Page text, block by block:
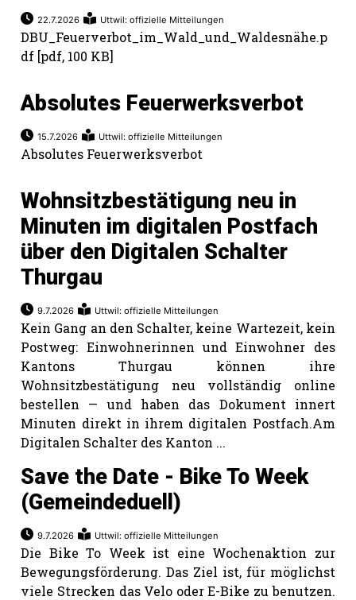
22.7.2026 Uttwil: offizielle Mitteilungen
DBU_Feuerverbot_im_Wald_und_Waldesnähe.p
df [pdf, 100 KB]
Absolutes Feuerwerksverbot
15.7.2026 Uttwil: offizielle Mitteilungen
Absolutes Feuerwerksverbot
Wohnsitzbestätigung neu in
Minuten im digitalen Postfach
über den Digitalen Schalter
Thurgau
9.7.2026 Uttwil: offizielle Mitteilungen
Kein Gang an den Schalter, keine Wartezeit, kein
Postweg: Einwohnerinnen und Einwohner des
Kantons Thurgau können ihre
Wohnsitzbestätigung neu vollständig online
bestellen — und haben das Dokument innert
Minuten direkt in ihrem digitalen Postfach.Am
Digitalen Schalter des Kanton ...
Save the Date - Bike To Week
(Gemeindeduell)
9.7.2026 Uttwil: offizielle Mitteilungen
Die Bike To Week ist eine Wochenaktion zur
Bewegungsförderung. Das Ziel ist, für möglichst
viele Strecken das Velo oder E-Bike zu benutzen.